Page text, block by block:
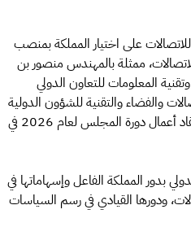
على اختيار المملكة بمنصب
ممثلة بالمهندس منصور بن
المعلومات للتعاون الدولي
والفضاء والتقنية للشؤون الدولية
والشراكات المكلّف، وذلك عقب انعقاد أعمال دورة المجلس لعام 2026 في
بدور المملكة الفاعل وإسهاماتها في
ودورها القيادي في رسم السياسات